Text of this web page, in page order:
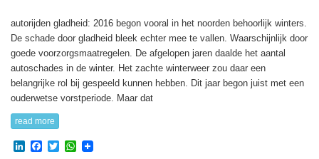
autorijden gladheid: 2016 begon vooral in het noorden behoorlijk winters.
De schade door gladheid bleek echter mee te vallen. Waarschijnlijk door
goede voorzorgsmaatregelen. De afgelopen jaren daalde het aantal
autoschades in de winter. Het zachte winterweer zou daar een
belangrijke rol bij gespeeld kunnen hebben. Dit jaar begon juist met een
ouderwetse vorstperiode. Maar dat
read more
LinkedIn
Facebook
TwitterWhatsApp